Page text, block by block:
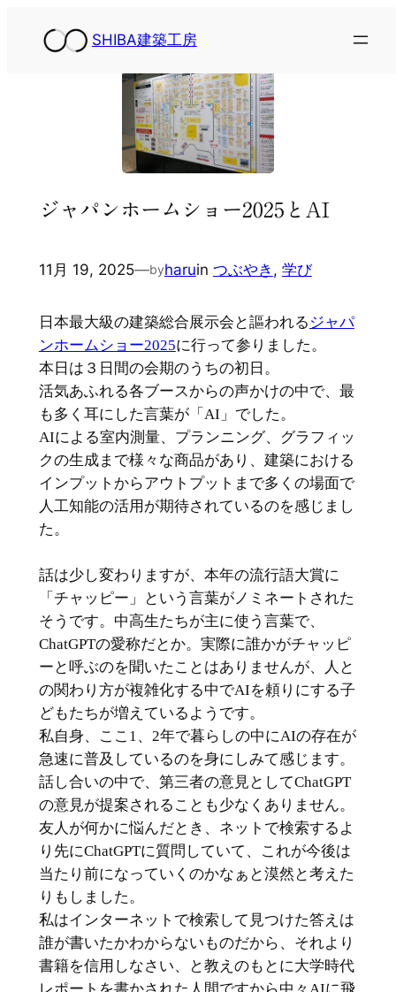
SHIBA建築工房
ジャパンホームショー2025とAI
11月 19, 2025—byharuin つぶやき , 学び
日本最大級の建築総合展示会と謳われる ジャパ
ンホームショー2025に行って参りました。
本日は３日間の会期のうちの初日。
活気あふれる各ブースからの声かけの中で、最
も多く耳にした言葉が「AI」でした。
AIによる室内測量、プランニング、グラフィッ
クの生成まで様々な商品があり、建築における
インプットからアウトプットまで多くの場面で
人工知能の活用が期待されているのを感じまし
た。
話は少し変わりますが、本年の流行語大賞に
「チャッピー」という言葉がノミネートされた
そうです。中高生たちが主に使う言葉で、
ChatGPTの愛称だとか。実際に誰かがチャッピ
ーと呼ぶのを聞いたことはありませんが、人と
の関わり方が複雑化する中でAIを頼りにする子
どもたちが増えているようです。
私自身、ここ1、2年で暮らしの中にAIの存在が
急速に普及しているのを身にしみて感じます。
話し合いの中で、第三者の意見としてChatGPT
の意見が提案されることも少なくありません。
友人が何かに悩んだとき、ネットで検索するよ
り先にChatGPTに質問していて、これが今後は
当たり前になっていくのかなぁと漠然と考えた
りもしました。
私はインターネットで検索して見つけた答えは
誰が書いたかわからないものだから、それより
書籍を信用しなさい、と教えのもとに大学時代
レポートを書かされた人間ですから中々AIに飛